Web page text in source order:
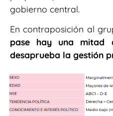
gobierno central.
En contraposición al
pase hay una mitad
desaprueba la gestión